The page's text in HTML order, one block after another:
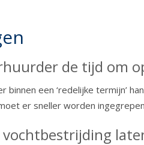
de tijd om
binnen een ‘redelijke termijn’
er sneller worden